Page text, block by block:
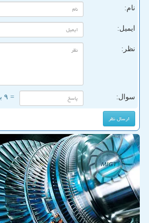
نام:
ایمیل:
نظر:
سوال: = ۹ بعلاوه ۳